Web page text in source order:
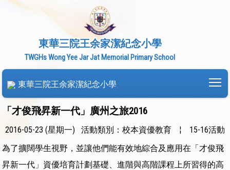
東華三院王余家潔紀念小學
TWGHs Wong Yee Jar Jat Memorial Primary School
東華三院王余家潔紀念小學
「才俊飛昇新一代」廣州之旅2016
2016-05-23 (星期一) 活動類別：校本資優教育 ¦
15-16活動
為了擴闊學生視野，並讓他們能有效地綜合及應用在「才俊飛
昇新一代」資優培育計劃基礎、進階與高階課程上所習得的高